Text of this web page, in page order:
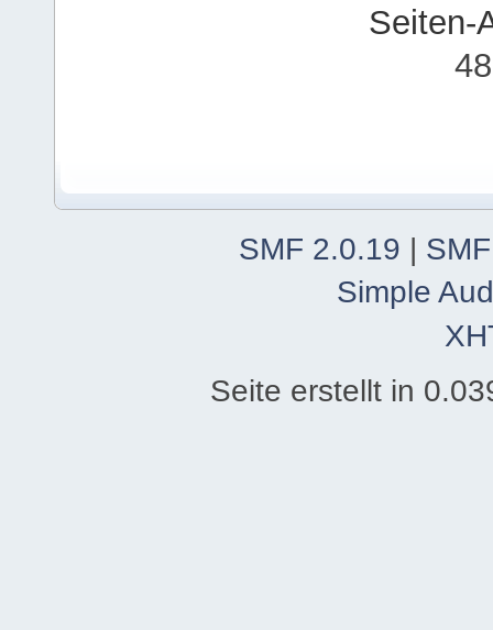
Seiten-
SMF 2.0.19 |
Simple
Seite erstellt in